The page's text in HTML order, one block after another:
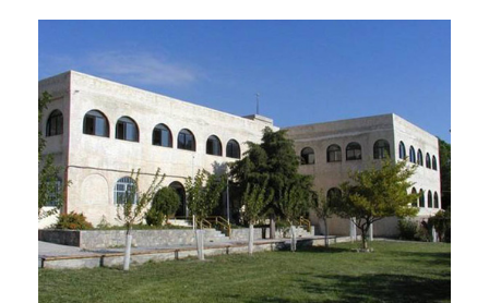
2011
2010
2006
ΤΟΠΟΣ